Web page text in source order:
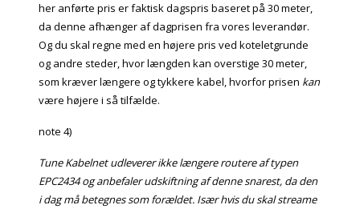
her anførte pris er faktisk dagspris baseret på 30 meter,
da denne afhænger af dagprisen fra vores leverandør.
Og du skal regne med en højere pris ved koteletgrunde
og andre steder, hvor længden kan overstige 30 meter,
som kræver længere og tykkere kabel, hvorfor prisen kan
være højere i så tilfælde.
note 4)
Tune Kabelnet udleverer ikke længere routere af typen
EPC2434 og anbefaler udskiftning af denne snarest, da den
i dag må betegnes som forældet. Især hvis du skal streame